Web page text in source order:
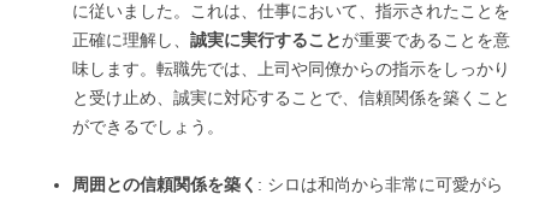
に従いました。これは、仕事において、指示されたことを
正確に理解し、 誠実に実行することが重要であることを意
味します。転職先では、上司や同僚からの指示をしっかり
と受け止め、誠実に対応することで、信頼関係を築くこと
ができるでしょう。
周囲との信頼関係を築く : シロは和尚から非常に可愛がら